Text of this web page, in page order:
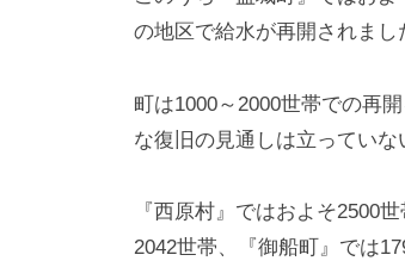
の地区で給水が再開されまし
町は1000～2000世帯での再
な復旧の見通しは立っていな
『西原村』ではおよそ2500
2042世帯、『御船町』では